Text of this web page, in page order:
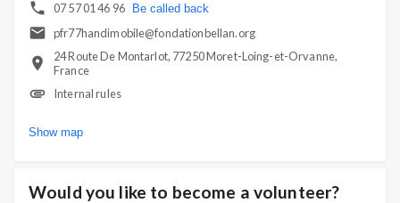
07 57 01 46 96 Be called back
pfr77handimobile@fondationbellan.org
24 Route De Montarlot, 77250 Moret-Loing-et-Orvanne,
France
Internal rules
Show map
Would you like to become a volunteer?